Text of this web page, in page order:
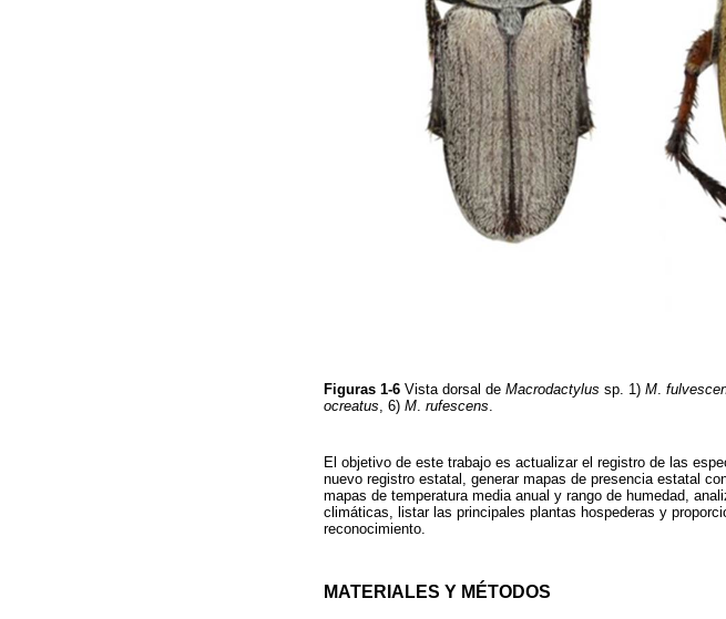
Figuras 1-6 Vista dorsal de Macrodactylus sp. 1) M.
ocreatus, 6) M. rufescens.
El objetivo de este trabajo es actualizar el registro de las
nuevo registro estatal, generar mapas de presencia estatal
mapas de temperatura media anual y rango de humedad,
climáticas, listar las principales plantas hospederas y
reconocimiento.
MATERIALES Y MÉTODOS